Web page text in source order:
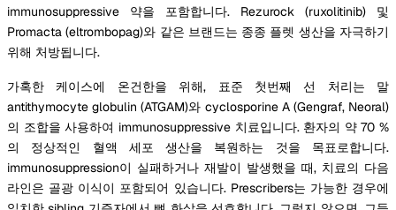
immunosuppressive 약을 포함합니다. Rezurock (ruxolitinib) 및
Promacta (eltrombopag)와 같은 브랜드는 종종 플렛 생산을 자극하기
위해 처방됩니다.
가혹한 케이스에 온건한을 위해, 표준 첫번째 선 처리는 말
antithymocyte globulin (ATGAM)와 cyclosporine A (Gengraf, Neoral)
의 조합을 사용하여 immunosuppressive 치료입니다. 환자의 약 70 %
의 정상적인 혈액 세포 생산을 복원하는 것을 목표로합니다.
immunosuppression이 실패하거나 재발이 발생했을 때, 치료의 다음
라인은 골광 이식이 포함되어 있습니다. Prescribers는 가능한 경우에